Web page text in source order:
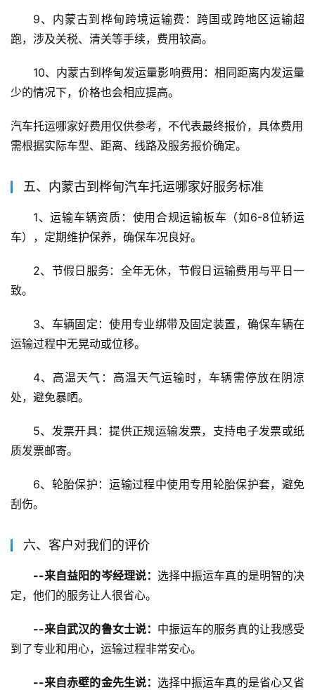
9、内蒙古到桦甸跨境运输费：跨国或跨地区运输超
跑，涉及关税、清关等手续，费用较高。
10、内蒙古到桦甸发运量影响费用：相同距离内发运量
少的情况下，价格也会相应提高。
汽车托运哪家好费用仅供参考，不代表最终报价，具体费用
需根据实际车型、距离、线路及服务报价确定。
五、内蒙古到桦甸汽车托运哪家好服务标准
1、运输车辆资质：使用合规运输板车（如6-8位轿运
车），定期维护保养，确保车况良好。
2、节假日服务：全年无休，节假日运输费用与平日一
致。
3、车辆固定：使用专业绑带及固定装置，确保车辆在
运输过程中无晃动或位移。
4、高温天气：高温天气运输时，车辆需停放在阴凉
处，避免暴晒。
5、发票开具：提供正规运输发票，支持电子发票或纸
质发票邮寄。
6、轮胎保护：运输过程中使用专用轮胎保护套，避免
刮伤。
六、客户对我们的评价
--来自益阳的岑经理说： 选择中振运车真的是明智的决
定，他们的服务让人很省心。
--来自武汉的鲁女士说： 中振运车的服务真的让我感受
到了专业和用心，运输过程非常安心。
--来自赤壁的金先生说： 选择中振运车真的是省心又省